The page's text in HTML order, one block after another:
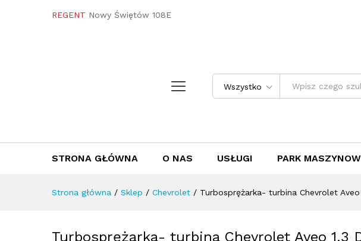
REGENT Nowy Świętów 108E
Wszystko
STRONA GŁÓWNA O NAS USŁUGI PARK
Strona główna / Sklep / Chevrolet / Turbosprężarka- turbina Chevrolet
Turbosprężarka- turbina Chevrolet Aveo 1.3
Towar / Usługa